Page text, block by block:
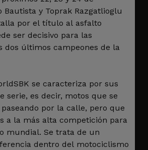
Bautista y Toprak Razgatlioglu
por el título al asfalto
ser decisivo para las
dos últimos campeones de la
se caracteriza por sus
serie, es decir, motos que se
por la calle, pero que
a la más alta competición para
mundial. Se trata de un
dentro del motociclismo